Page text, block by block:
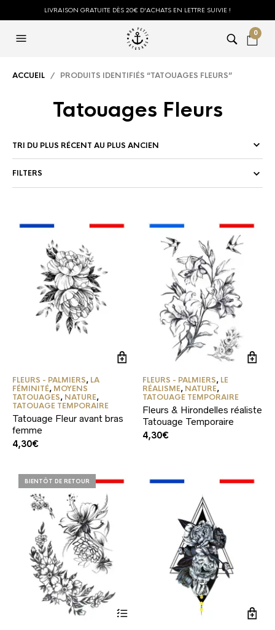
LIVRAISON GRATUITE DÈS 20€ D'ACHATS EN LETTRE SUIVIE !
0
ACCUEIL / PRODUITS IDENTIFIÉS “TATOUAGES FLEURS”
Tatouages Fleurs
FILTERS
FLEURS - PALMIERS, LA
FÉMINITÉ, MOYENS
TATOUAGES, NATURE,
TATOUAGE TEMPORAIRE
Tatouage Fleur avant bras
femme
4,30€
FLEURS - PALMIERS, LE
RÉALISME, NATURE,
TATOUAGE TEMPORAIRE
Fleurs & Hirondelles réaliste
Tatouage Temporaire
4,30€
BIENTÔT DE RETOUR